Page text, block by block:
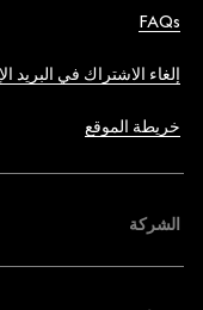
FAQs
إلغاء الاشتراك في البريد
خريطة الموقع
الشركة